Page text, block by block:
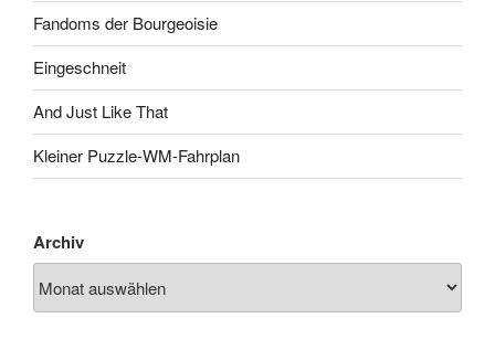
Fandoms der Bourgeoisie
Eingeschneit
And Just Like That
Kleiner Puzzle-WM-Fahrplan
Archiv